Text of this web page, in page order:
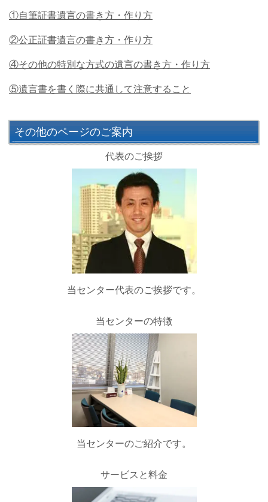
①自筆証書遺言の書き方・作り方
②公正証書遺言の書き方・作り方
④その他の特別な方式の遺言の書き方・作り方
⑤遺言書を書く際に共通して注意すること
その他のページのご案内
代表のご挨拶
当センター代表のご挨拶です。
当センターの特徴
当センターのご紹介です。
サービスと料金